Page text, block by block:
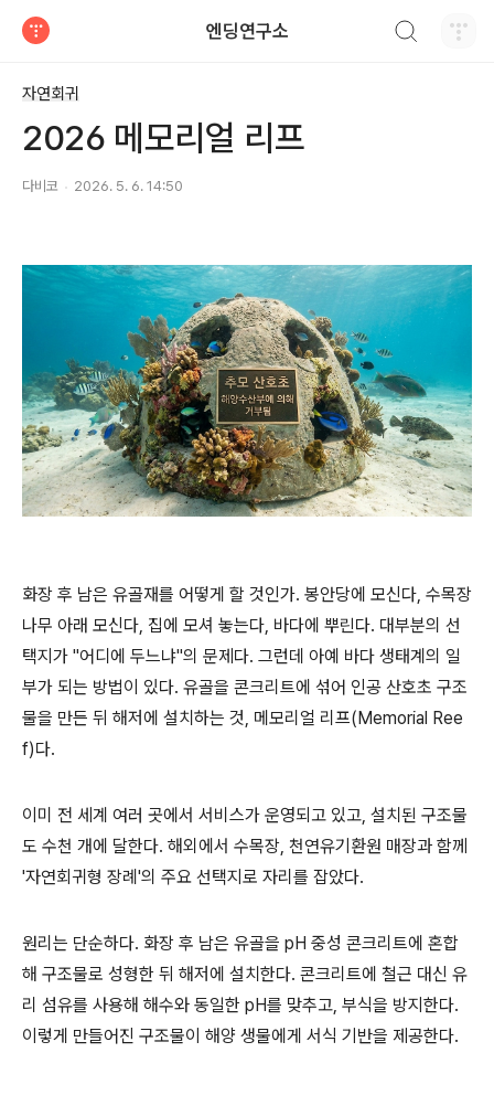
엔딩연구소
자연회귀
2026 메모리얼 리프
다비코 2026. 5. 6. 14:50
화장 후 남은 유골재를 어떻게 할 것인가. 봉안당에 모신다, 수목장
나무 아래 모신다, 집에 모셔 놓는다, 바다에 뿌린다. 대부분의 선
택지가 "어디에 두느냐"의 문제다. 그런데 아예 바다 생태계의 일
부가 되는 방법이 있다. 유골을 콘크리트에 섞어 인공 산호초 구조
물을 만든 뒤 해저에 설치하는 것, 메모리얼 리프(Memorial Ree
f)다.
이미 전 세계 여러 곳에서 서비스가 운영되고 있고, 설치된 구조물
도 수천 개에 달한다. 해외에서 수목장, 천연유기환원 매장과 함께
'자연회귀형 장례'의 주요 선택지로 자리를 잡았다.
원리는 단순하다. 화장 후 남은 유골을 pH 중성 콘크리트에 혼합
해 구조물로 성형한 뒤 해저에 설치한다. 콘크리트에 철근 대신 유
리 섬유를 사용해 해수와 동일한 pH를 맞추고, 부식을 방지한다.
이렇게 만들어진 구조물이 해양 생물에게 서식 기반을 제공한다.